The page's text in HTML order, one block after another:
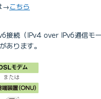
→こちら
接続（IPv4 over IPv6通信モ
あります。